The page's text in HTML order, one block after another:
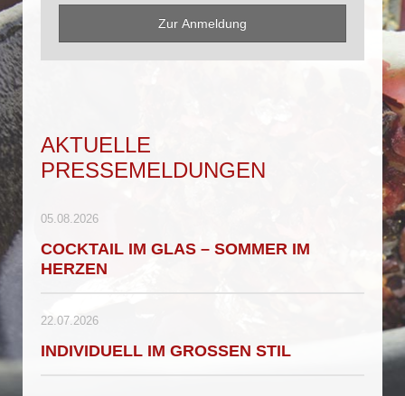
Zur Anmeldung
AKTUELLE
PRESSEMELDUNGEN
05.08.2026
COCKTAIL IM GLAS – SOMMER IM
HERZEN
22.07.2026
INDIVIDUELL IM GROSSEN STIL